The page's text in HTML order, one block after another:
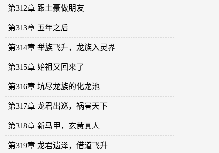
第312章 跟土豪做朋友
第313章 五年之后
第314章 举族飞升，龙族入灵界
第315章 始祖又回来了
第316章 坑尽龙族的化龙池
第317章 龙君出巡，祸害天下
第318章 新马甲，玄黄真人
第319章 龙君遗泽，借道飞升